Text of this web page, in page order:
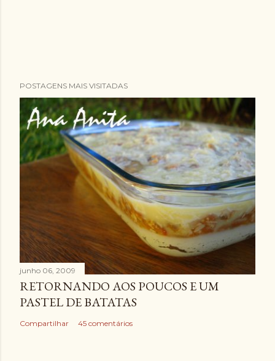
POSTAGENS MAIS VISITADAS
junho 06, 2009
RETORNANDO AOS POUCOS E UM
PASTEL DE BATATAS
Compartilhar 45 comentários